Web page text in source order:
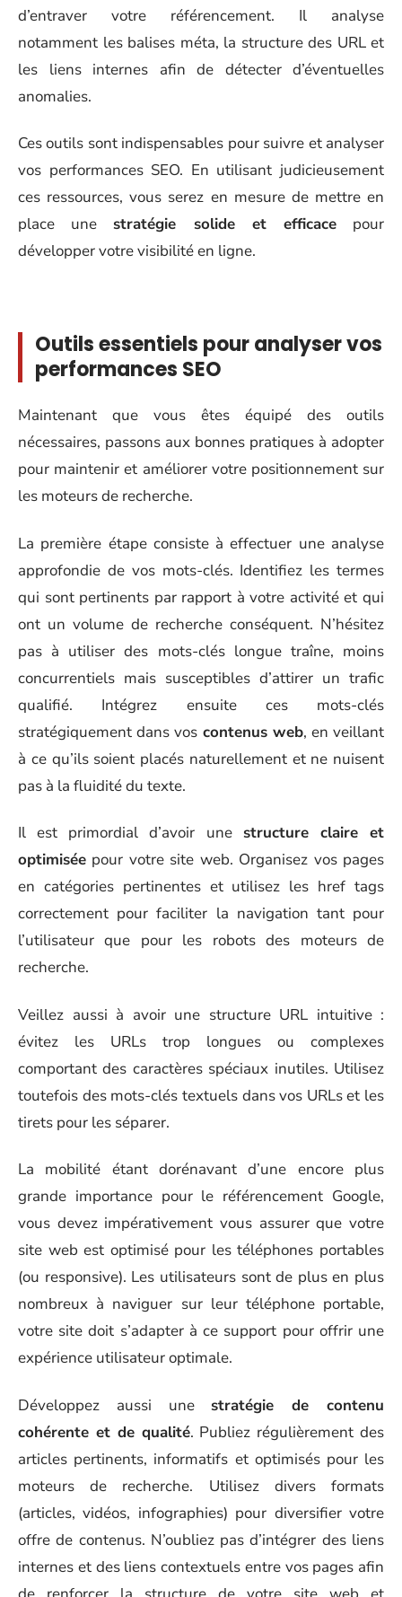
d’entraver votre référencement. Il analyse
notamment les balises méta, la structure des URL et
les liens internes afin de détecter d’éventuelles
anomalies.
Ces outils sont indispensables pour suivre et analyser
vos performances SEO. En utilisant judicieusement
ces ressources, vous serez en mesure de mettre en
place une stratégie solide et efficacepour
développer votre visibilité en ligne.
Outils essentiels pour analyser vos
performances SEO
Maintenant que vous êtes équipé des outils
nécessaires, passons aux bonnes pratiques à adopter
pour maintenir et améliorer votre positionnement sur
les moteurs de recherche.
La première étape consiste à effectuer une analyse
approfondie de vos mots-clés. Identifiez les termes
qui sont pertinents par rapport à votre activité et qui
ont un volume de recherche conséquent. N’hésitez
pas à utiliser des mots-clés longue traîne, moins
concurrentiels mais susceptibles d’attirer un trafic
qualifié. Intégrez ensuite ces mots-clés
stratégiquement dans vos contenus web, en veillant
à ce qu’ils soient placés naturellement et ne nuisent
pas à la fluidité du texte.
Il est primordial d’avoir une structure claire et
optimisée pour votre site web. Organisez vos pages
en catégories pertinentes et utilisez les href tags
correctement pour faciliter la navigation tant pour
l’utilisateur que pour les robots des moteurs de
recherche.
Veillez aussi à avoir une structure URL intuitive :
évitez les URLs trop longues ou complexes
comportant des caractères spéciaux inutiles. Utilisez
toutefois des mots-clés textuels dans vos URLs et les
tirets pour les séparer.
La mobilité étant dorénavant d’une encore plus
grande importance pour le référencement Google,
vous devez impérativement vous assurer que votre
site web est optimisé pour les téléphones portables
(ou responsive). Les utilisateurs sont de plus en plus
nombreux à naviguer sur leur téléphone portable,
votre site doit s’adapter à ce support pour offrir une
expérience utilisateur optimale.
Développez aussi une stratégie de contenu
cohérente et de qualité. Publiez régulièrement des
articles pertinents, informatifs et optimisés pour les
moteurs de recherche. Utilisez divers formats
(articles, vidéos, infographies) pour diversifier votre
offre de contenus. N’oubliez pas d’intégrer des liens
internes et des liens contextuels entre vos pages afin